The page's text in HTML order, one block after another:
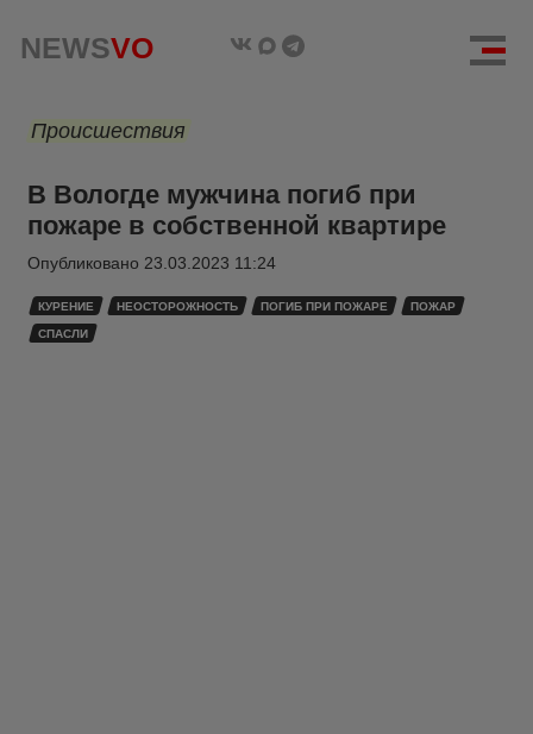
NEWSVO
Происшествия
В Вологде мужчина погиб при
пожаре в собственной квартире
Опубликовано 23.03.2023 11:24
КУРЕНИЕ НЕОСТОРОЖНОСТЬ ПОГИБ ПРИ ПОЖАРЕ ПОЖАР
СПАСЛИ